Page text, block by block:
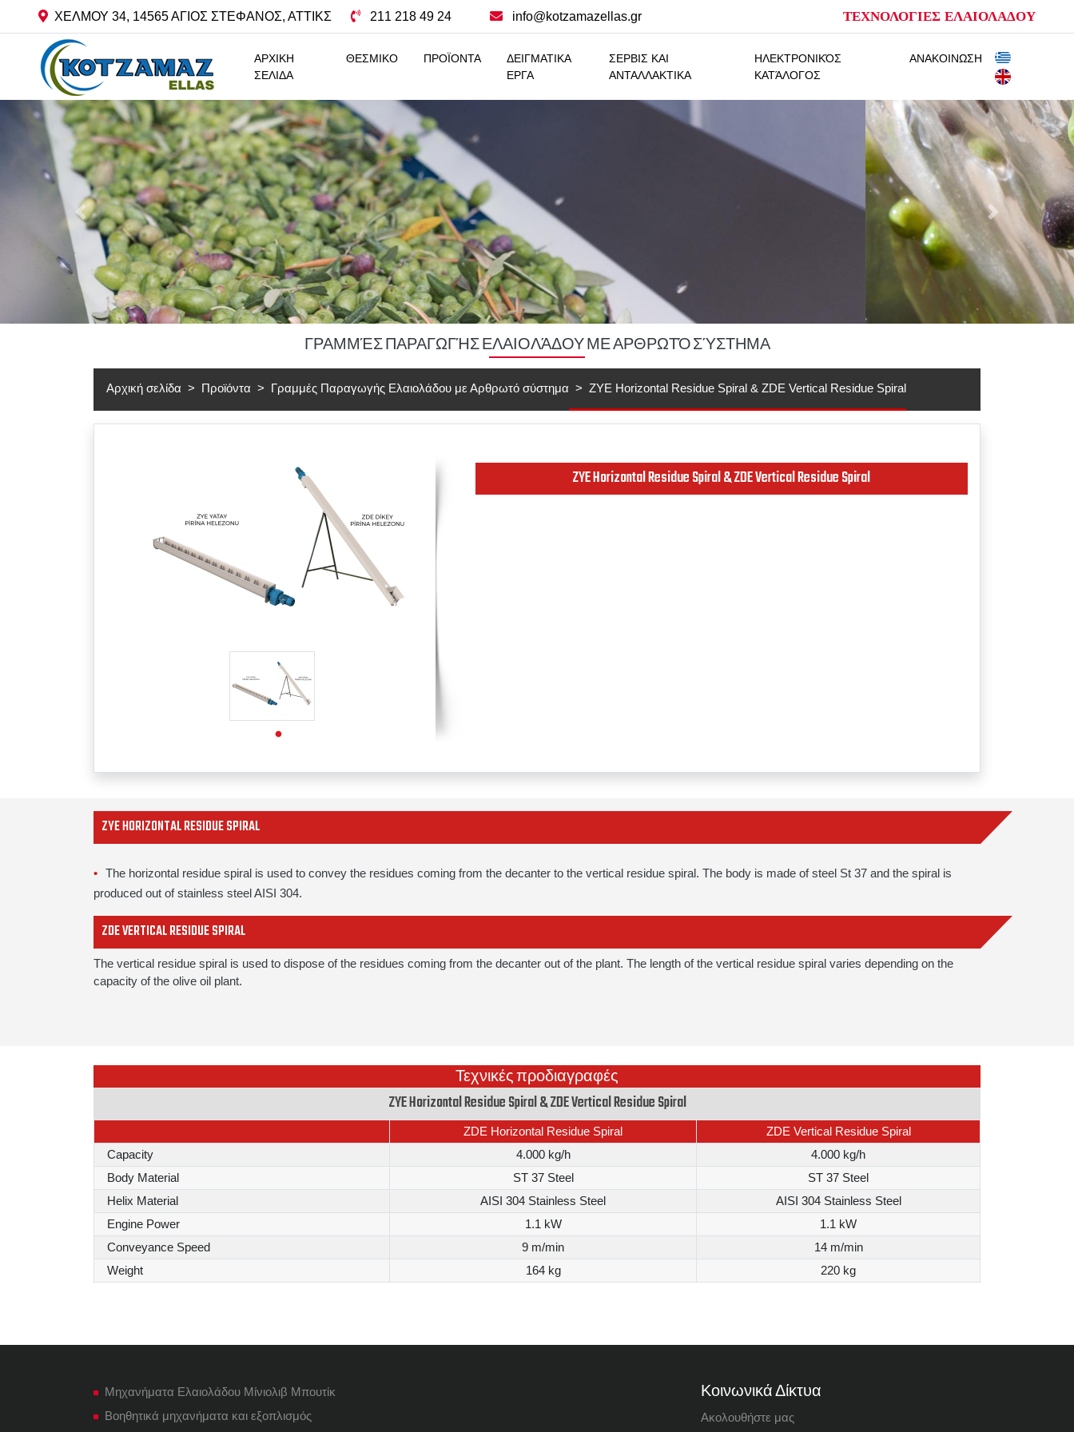
ΧΕΛΜΟΥ 34, 14565 ΑΓΙΟΣ ΣΤΕΦΑΝΟΣ, ΑΤΤΙΚΣ 211 218 49 24 info@kotzamazellas.gr ΤΕΧΝΟΛΟΓΙΕΣ ΕΛΑΙΟΛΑΔΟΥ
ΑΡΧΙΚΗ
ΣΕΛΙΔΑ
ΘΕΣΜΙΚΟ ΠΡΟΪΟΝΤΑ
ΔΕΙΓΜΑΤΙΚΑ
ΕΡΓΑ
ΣΕΡΒΙΣ ΚΑΙ
ΑΝΤΑΛΛΑΚΤΙΚΑ
ΗΛΕΚΤΡΟΝΙΚΌΣ
ΚΑΤΆΛΟΓΟΣ
ΑΝΑΚΟΙΝΩΣΗ
ΓΡΑΜΜΈΣ ΠΑΡΑΓΩΓΉΣ ΕΛΑΙΟΛΆΔΟΥ ΜΕ ΑΡΘΡΩΤΌ ΣΎΣΤΗΜΑ
Αρχική σελίδα Προϊόντα Γραμμές Παραγωγής Ελαιολάδου με Αρθρωτό σύστημα ZYE Horizontal Residue Spiral & ZDE Vertical Residue Spiral
ZYE Horizontal Residue Spiral & ZDE Vertical Residue Spiral
ZYE HORIZONTAL RESIDUE SPIRAL
The horizontal residue spiral is used to convey the residues coming from the decanter to the vertical residue spiral. The body is made of steel St 37 and the spiral is
produced out of stainless steel AISI 304.
ZDE VERTICAL RESIDUE SPIRAL
The vertical residue spiral is used to dispose of the residues coming from the decanter out of the plant. The length of the vertical residue spiral varies depending on the
capacity of the olive oil plant.
Τεχνικές προδιαγραφές
ZYE Horizontal Residue Spiral & ZDE Vertical Residue Spiral
ZDE Horizontal Residue Spiral
ZDE Vertical Residue Spiral
Capacity
4.000 kg/h
4.000 kg/h
Body Material
ST 37 Steel
ST 37 Steel
Helix Material
AISI 304 Stainless Steel
AISI 304 Stainless Steel
Engine Power
1.1 kW
1.1 kW
Conveyance Speed
9 m/min
14 m/min
Weight
164 kg 220 kg
Μηχανήματα Ελαιολάδου Μίνιολιβ Μπουτίκ
Βοηθητικά μηχανήματα και εξοπλισμός
Κοινωνικά Δίκτυα
Ακολουθήστε μας